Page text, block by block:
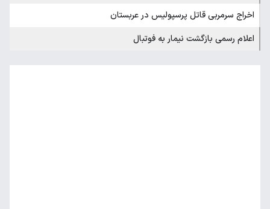
اخراج سرمربی قاتل پرسپولیس در عربستان
اعلام رسمی بازگشت نیمار به فوتبال